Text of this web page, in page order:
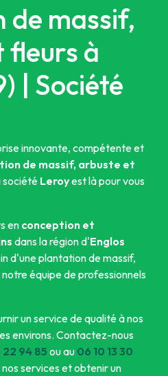
de massif,
fleurs à
| Société
innovante, compétente et
de massif, arbuste et
société Leroyest là pour vous
en conception et
dans la région d'Englos
d'une plantation de massif,
équipe de professionnels
un service de qualité à nos
environs. Contactez-nous
94 85ou au 06 10 13 30
services et obtenir un